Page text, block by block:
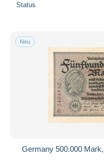
Status
Neu
Germany 500.000